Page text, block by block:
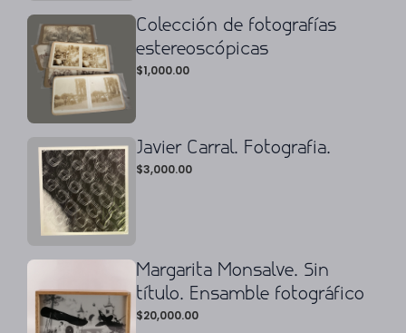
Colección de fotografías
estereoscópicas
$1,000.00
Javier Carral. Fotografia.
$3,000.00
Margarita Monsalve. Sin
título. Ensamble fotográfico
$20,000.00